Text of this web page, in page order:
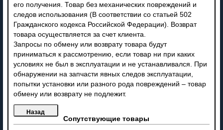
его получения. Товар без механических повреждений и
следов использования (В соответствии со статьей 502
Гражданского кодекса Российской Федерации). Возврат
товара осуществляется за счет клиента.
Запросы по обмену или возврату товара будут
приниматься к рассмотрению, если товар ни при каких
условиях не был в эксплуатации и не устанавливался. При
обнаружении на запчасти явных следов эксплуатации,
попытки установки или разного рода повреждений – товар
обмену или возврату не подлежит.
Сопутствующие товары